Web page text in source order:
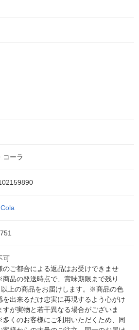
コーラ
可
のご都合による返品はお受けできませ
品の発送時点で、賞味期限まで残り
上の商品をお届けします。※商品の色
を出来るだけ忠実に再現するよう心がけ
すが実物と若干異なる場合がございま
くのお客様にご利用いただくため、同